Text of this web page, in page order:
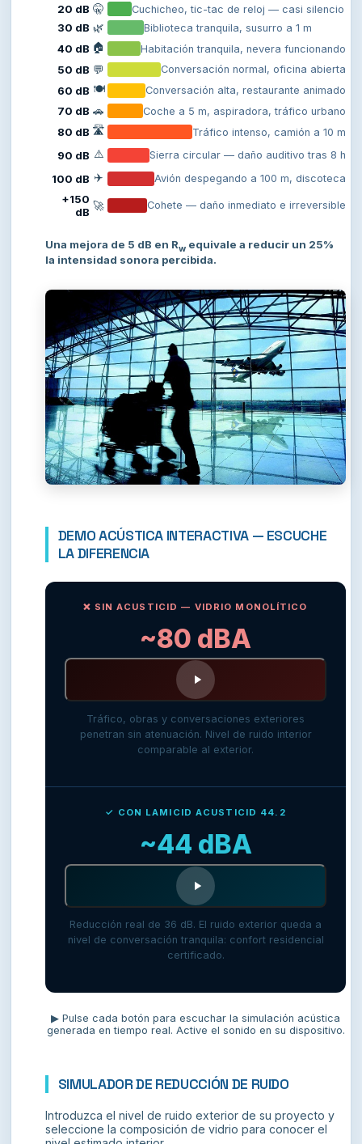
20 dB 🤫 Cuchicheo, tic-tac de reloj — casi silencio
30 dB 🌿 Biblioteca tranquila, susurro a 1 m
40 dB 🏠 Habitación tranquila, nevera funcionando
50 dB 💬 Conversación normal, oficina abierta
60 dB 🍽️ Conversación alta, restaurante animado
70 dB 🚗 Coche a 5 m, aspiradora, tráfico urbano
80 dB 🛣️ Tráfico intenso, camión a 10 m
90 dB ⚠️ Sierra circular — daño auditivo tras 8 h
100 dB ✈️ Avión despegando a 100 m, discoteca
+150
dB 🚀 Cohete — daño inmediato e irreversible
Una mejora de 5 dB en Rw equivale a reducir un 25%
la intensidad sonora percibida.
DEMO ACÚSTICA INTERACTIVA — ESCUCHE
LA DIFERENCIA
❌ SIN ACUSTICID — VIDRIO MONOLÍTICO
~80 dBA
Tráfico, obras y conversaciones exteriores
penetran sin atenuación. Nivel de ruido interior
comparable al exterior.
✓ CON LAMICID ACUSTICID 44.2
~44 dBA
Reducción real de 36 dB. El ruido exterior queda a
nivel de conversación tranquila: confort residencial
certificado.
▶ Pulse cada botón para escuchar la simulación acústica
generada en tiempo real. Active el sonido en su dispositivo.
SIMULADOR DE REDUCCIÓN DE RUIDO
Introduzca el nivel de ruido exterior de su proyecto y
seleccione la composición de vidrio para conocer el